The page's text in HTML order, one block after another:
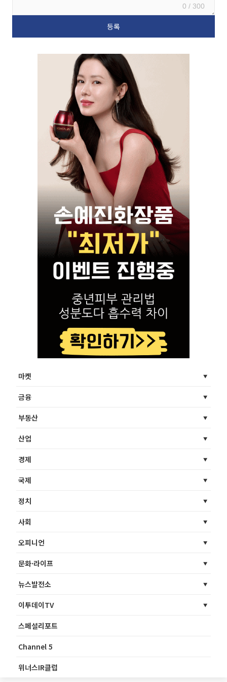
0 / 300
마켓
금융
부동산
산업
경제
국제
정치
사회
오피니언
문화·라이프
뉴스발전소
이투데이TV
스페셜리포트
Channel 5
위너스IR클럽